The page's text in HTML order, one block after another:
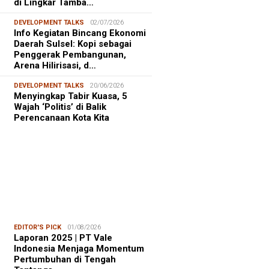
DEVELOPMENT TALKS 02/07/2026
Info Kegiatan Bincang Ekonomi
Daerah Sulsel: Kopi sebagai
Penggerak Pembangunan,
Arena Hilirisasi, d…
DEVELOPMENT TALKS 20/06/2026
Menyingkap Tabir Kuasa, 5
Wajah ‘Politis’ di Balik
Perencanaan Kota Kita
EDITOR'S PICK 01/08/2026
Laporan 2025 | PT Vale
Indonesia Menjaga Momentum
Pertumbuhan di Tengah